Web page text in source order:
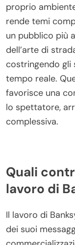
proprio
rende temi
un pubblico più
dell’arte di
costringendo gli
tempo reale.
favorisce una
lo spettatore,
complessiva.